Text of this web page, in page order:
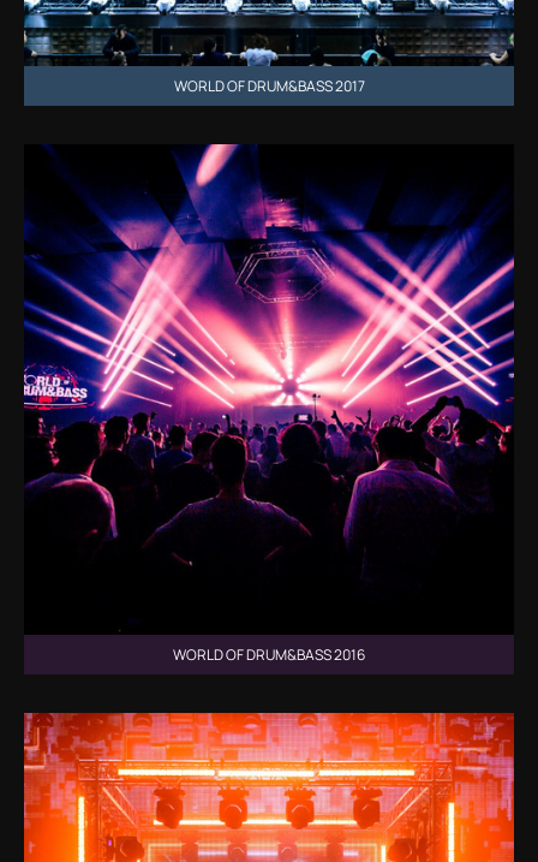
WORLD OF DRUM&BASS 2017
WORLD OF DRUM&BASS 2016